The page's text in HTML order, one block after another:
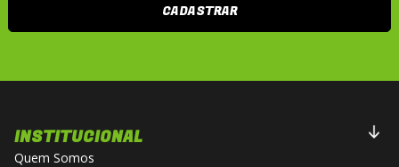
CADASTRAR
INSTITUCIONAL
Quem Somos